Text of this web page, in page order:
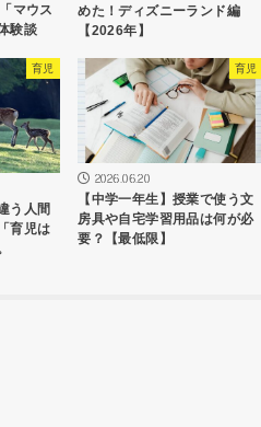
マウス
験談
めた！ディズニーランド編
【2026年】
育児
う人間
育児は
育児
2026.06.20
【中学一年生】授業で使う文
房具や自宅学習用品は何が必
要？【最低限】